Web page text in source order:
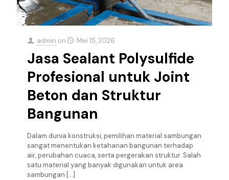
admin on Mei 15, 2026
Jasa Sealant Polysulfide
Profesional untuk Joint
Beton dan Struktur
Bangunan
Dalam dunia konstruksi, pemilihan material sambungan
sangat menentukan ketahanan bangunan terhadap
air, perubahan cuaca, serta pergerakan struktur. Salah
satu material yang banyak digunakan untuk area
sambungan […]